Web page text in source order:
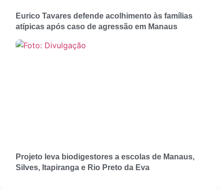
Eurico Tavares defende acolhimento às famílias
atípicas após caso de agressão em Manaus
Projeto leva biodigestores a escolas de Manaus,
Silves, Itapiranga e Rio Preto da Eva